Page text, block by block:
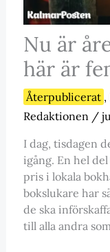
Nu är
här är
Återpublicerat ,
Redaktionen /
I dag, tisdagen
igång. En hel
pris i lokala
bokslukare har
de ska
till alla andra